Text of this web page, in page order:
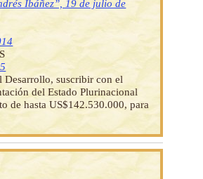
Ibáñez”, 19 de julio de
suscribir con el
del Estado Plurinacional
de hasta US$142.530.000, para